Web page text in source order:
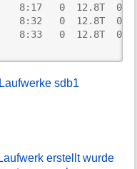
0  12.8T  0
0  12.8T  0
0  12.8T  0
sdb1
erstellt wurde